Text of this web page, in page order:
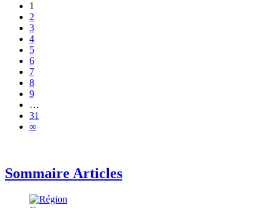
1
2
3
4
5
6
7
8
9
…
31
∞
Sommaire Articles